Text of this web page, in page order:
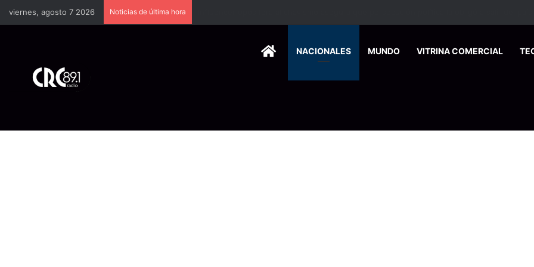
viernes, agosto 7 2026 Noticias de última hora
HOMENACIONALES MUNDO VITRINA COMERCIAL